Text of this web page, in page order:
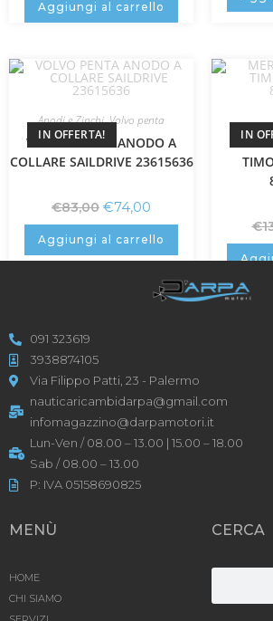
Aggiungi al carrello
IN OFFERTA!
Anodi e Zinchi,Volvo penta
VOLVO PENTA ANODO A
COLLARE SAILDRIVE 23615636
€83,00 €74,00
Aggiungi al carrello
IN
€
091 323619
3938874105
Via Filippo Patti, 23 - Palermo
nauticaricambidarpa@gmail.com
infomagazzino@darpamotori.it
Lun-Ven / 08.00 – 13.00 | 15.00 – 18.00
Sab / 08.00 – 13.00
P: IVA 05158690825
MENÙ
HOME
CHI SIAMO
CERCA